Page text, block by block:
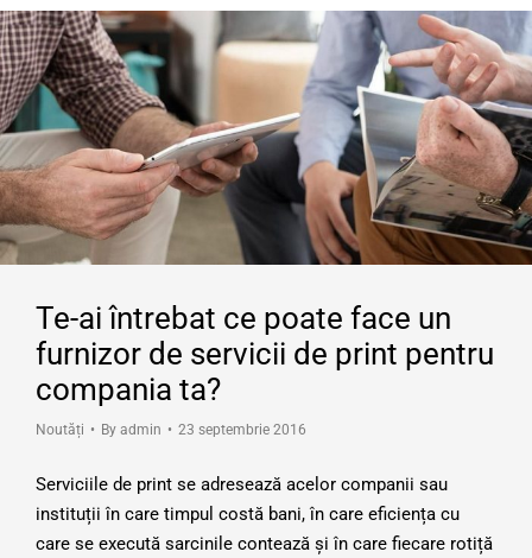
Te-ai întrebat ce poate face un
furnizor de servicii de print pentru
compania ta?
Noutăți By admin 23 septembrie 2016
Serviciile de print se adresează acelor companii sau
instituții în care timpul costă bani, în care eficiența cu
care se execută sarcinile contează și în care fiecare rotiță